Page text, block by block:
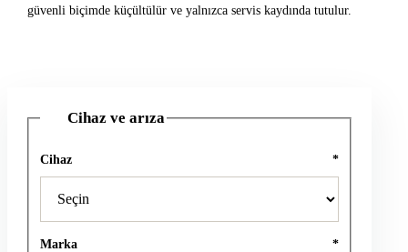
güvenli biçimde küçültülür ve yalnızca servis kaydında tutulur.
Cihaz ve arıza
Cihaz *
Marka *